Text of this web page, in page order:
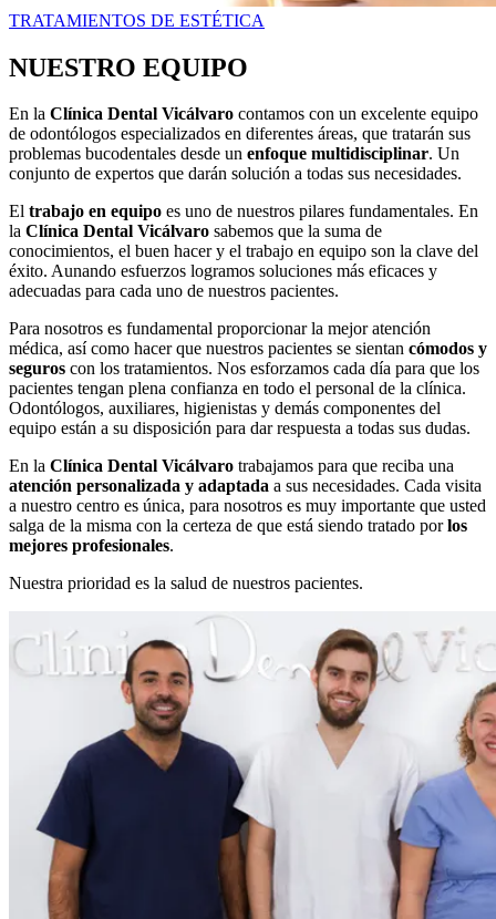
TRATAMIENTOS DE ESTÉTICA
NUESTRO EQUIPO
En la Clínica Dental Vicálvaro contamos con un excelente equipo
de odontólogos especializados en diferentes áreas, que tratarán sus
problemas bucodentales desde un enfoque multidisciplinar. Un
conjunto de expertos que darán solución a todas sus necesidades.
El trabajo en equipo es uno de nuestros pilares fundamentales. En
la Clínica Dental Vicálvaro sabemos que la suma de
conocimientos, el buen hacer y el trabajo en equipo son la clave del
éxito. Aunando esfuerzos logramos soluciones más eficaces y
adecuadas para cada uno de nuestros pacientes.
Para nosotros es fundamental proporcionar la mejor atención
médica, así como hacer que nuestros pacientes se sientan cómodos y
seguros con los tratamientos. Nos esforzamos cada día para que los
pacientes tengan plena confianza en todo el personal de la clínica.
Odontólogos, auxiliares, higienistas y demás componentes del
equipo están a su disposición para dar respuesta a todas sus dudas.
En la Clínica Dental Vicálvaro trabajamos para que reciba una
atención personalizada y adaptada a sus necesidades. Cada visita
a nuestro centro es única, para nosotros es muy importante que usted
salga de la misma con la certeza de que está siendo tratado porlos
mejores profesionales.
Nuestra prioridad es la salud de nuestros pacientes.